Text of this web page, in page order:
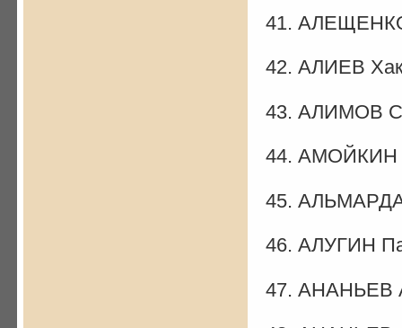
41.
42. АЛИЕВ
43. АЛИМОВ
44. АМОЙКИН
45.
46. АЛУГИН
47. АНАНЬЕВ